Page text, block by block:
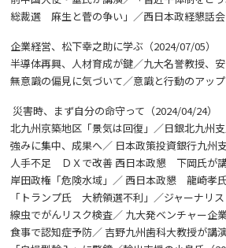
総裁選 麻生と菅の争い」／西日本政経懇話
業経営、松下幸之助に学ぶ（2024/07/05）
半導体再興、人材育成が鍵／九大名誉教授、
無意識の偏見に気づいて／意識と行動のアッ
害時、まず自分の命守って（2024/04/24）
北九州京築地区「景気は回復」／日銀北九州
強みに集中、成果へ／ 日本政策投資銀行九州
人手不足 ＤＸで改善 西日本政懇 下岡氏が
岸田政権「危険水域」／ 西日本政懇 龍崎孝
「トランプ氏 大統領選不利」／ジャーナリ
線虫でがんリスク検査／ 九大発ベンチャー企
食事で認知症予防／ 吉野九州歯科大教授が講